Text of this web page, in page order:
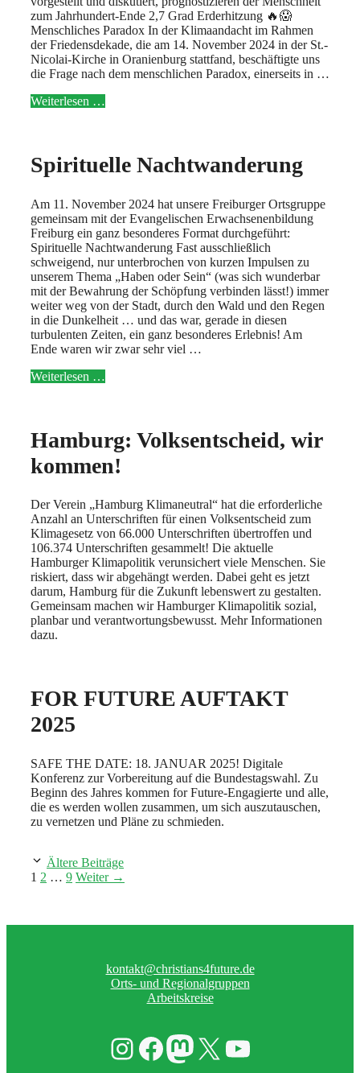
zum Jahrhundert-Ende 2,7 Grad Erderhitzung 🔥😱
Menschliches Paradox In der Klimaandacht im Rahmen
der Friedensdekade, die am 14. November 2024 in der St.-
Nicolai-Kirche in Oranienburg stattfand, beschäftigte uns
die Frage nach dem menschlichen Paradox, einerseits in …
Weiterlesen …
Spirituelle Nachtwanderung
Am 11. November 2024 hat unsere Freiburger Ortsgruppe
gemeinsam mit der Evangelischen Erwachsenenbildung
Freiburg ein ganz besonderes Format durchgeführt:
Spirituelle Nachtwanderung Fast ausschließlich
schweigend, nur unterbrochen von kurzen Impulsen zu
unserem Thema „Haben oder Sein“ (was sich wunderbar
mit der Bewahrung der Schöpfung verbinden lässt!) immer
weiter weg von der Stadt, durch den Wald und den Regen
in die Dunkelheit … und das war, gerade in diesen
turbulenten Zeiten, ein ganz besonderes Erlebnis! Am
Ende waren wir zwar sehr viel …
Weiterlesen …
Hamburg: Volksentscheid, wir
kommen!
Der Verein „Hamburg Klimaneutral“ hat die erforderliche
Anzahl an Unterschriften für einen Volksentscheid zum
Klimagesetz von 66.000 Unterschriften übertroffen und
106.374 Unterschriften gesammelt! Die aktuelle
Hamburger Klimapolitik verunsichert viele Menschen. Sie
riskiert, dass wir abgehängt werden. Dabei geht es jetzt
darum, Hamburg für die Zukunft lebenswert zu gestalten.
Gemeinsam machen wir Hamburger Klimapolitik sozial,
planbar und verantwortungsbewusst. Mehr Informationen
dazu.
FOR FUTURE AUFTAKT
2025
SAFE THE DATE: 18. JANUAR 2025! Digitale
Konferenz zur Vorbereitung auf die Bundestagswahl. Zu
Beginn des Jahres kommen for Future-Engagierte und alle,
die es werden wollen zusammen, um sich auszutauschen,
zu vernetzen und Pläne zu schmieden.
Ältere Beiträge
Seite
1 Seite
2 … Seite
9 Weiter →
kontakt@christians4future.de
Orts- und Regionalgruppen
Arbeitskreise
Instagram
Facebook
Mastodon
X, vormals Twitter
YouTube